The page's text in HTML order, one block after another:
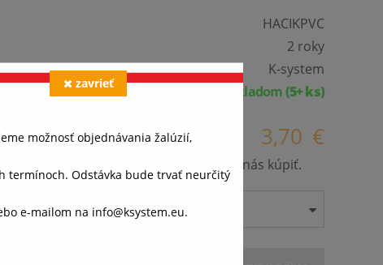
HACIKPVC
2 roky
K-system
Skladom(5+ ks)
3,70 €
z našej ponuky a už nie je možné ho u nás kúpiť.
možnosť objednávania žalúzií,
termínoch. Odstávka bude trvať neurčitý
e-mailom na info@ksystem.eu.
zavrieť